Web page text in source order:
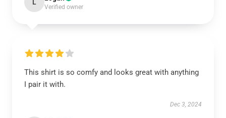
L
Verified owner
This shirt is so comfy and looks great with anything
I pair it with.
Dec 3, 2024